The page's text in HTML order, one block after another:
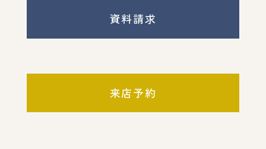
資料請求
来店予約